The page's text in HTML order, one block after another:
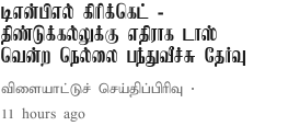
டிஎன்பிஎல் கிரிக்கெட் -
திண்டுக்கல்லுக்கு எதிராக டாஸ்
வென்ற நெல்லை பந்துவீச்சு தேர்வு
விளையாட்டுச் செய்திப்பிரிவு
11 hours ago